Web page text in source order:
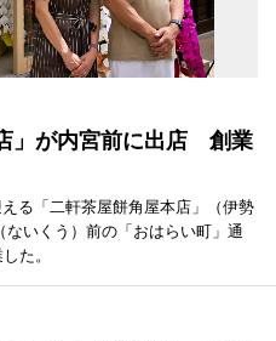
」が内宮前に出店 創業
る「二軒茶屋餅角屋本店」（伊勢
いくう）前の「おはらい町」通
た。